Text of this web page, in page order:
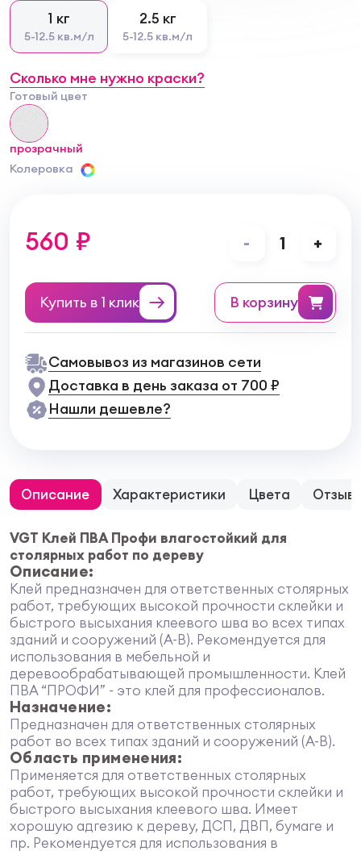
1 кг
5-12.5 кв.м/л
2.5 кг
5-12.5 кв.м/л
Сколько мне нужно краски?
Готовый цвет
прозрачный
Колеровка
560 ₽ - 1 +
Купить в 1 клик в корзину
Самовывоз из магазинов сети
Доставка в день заказа от 700 ₽
Нашли дешевле?
Описание Характеристики Цвета
VGT Клей ПВА Профи влагостойкий для
столярных работ по дереву
Описание:
Клей предназначен для ответственных столярных
работ, требующих высокой прочности склейки и
быстрого высыхания клеевого шва во всех типах
зданий и сооружений (А-В). Рекомендуется для
использования в мебельной и
деревообрабатывающей промышленности. Клей
ПВА “ПРОФИ” - это клей для профессионалов.
Назначение:
Предназначен для ответственных столярных
работ во всех типах зданий и сооружений (А-В).
Область применения:
Применяется для ответственных столярных
работ, требующих высокой прочности склейки и
быстрого высыхания клеевого шва. Имеет
хорошую адгезию к дереву, ДСП, ДВП, бумаге и
пр. Рекомендуется для использования в